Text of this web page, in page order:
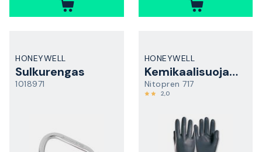
HONEYWELL
Sulkurengas
1018971
HONEYWELL
Kemikaalisuojakäsine
Nitopren 717
2,0